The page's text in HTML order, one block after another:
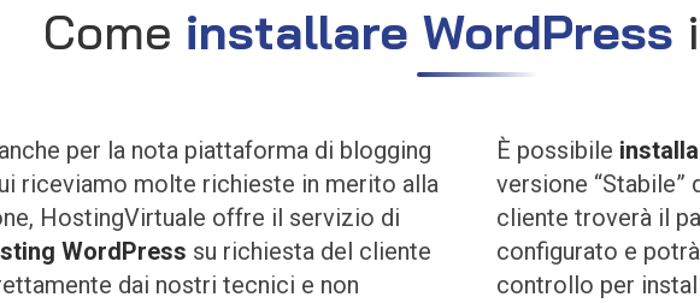
Come installare WordPress
per la nota piattaforma di blogging
riceviamo molte richieste in merito alla
HostingVirtuale offre il servizio di
WordPress su richiesta del cliente
dai nostri tecnici e non
È possibile
versione “Stabile”
cliente troverà il
configurato e
controllo per